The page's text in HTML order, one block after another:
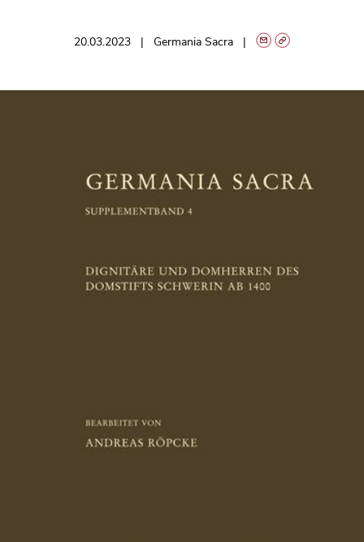
20.03.2023 Germania Sacra